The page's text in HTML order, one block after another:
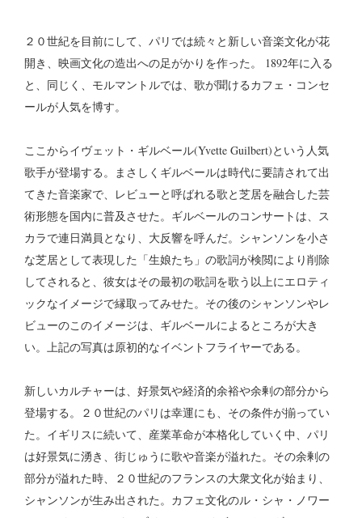
２０世紀を目前にして、パリでは続々と新しい音楽文化が花
開き、映画文化の造出への足がかりを作った。 1892年に入る
と、同じく、モルマントルでは、歌が聞けるカフェ・コンセ
ールが人気を博す。
ここからイヴェット・ギルベール(Yvette Guilbert)という人気
歌手が登場する。まさしくギルベールは時代に要請されて出
てきた音楽家で、レビューと呼ばれる歌と芝居を融合した芸
術形態を国内に普及させた。ギルベールのコンサートは、ス
カラで連日満員となり、大反響を呼んだ。シャンソンを小さ
な芝居として表現した「生娘たち」の歌詞が検閲により削除
してされると、彼女はその最初の歌詞を歌う以上にエロティ
ックなイメージで縁取ってみせた。その後のシャンソンやレ
ビューのこのイメージは、ギルベールによるところが大き
い。上記の写真は原初的なイベントフライヤーである。
新しいカルチャーは、好景気や経済的余裕や余剰の部分から
登場する。２０世紀のパリは幸運にも、その条件が揃ってい
た。イギリスに続いて、産業革命が本格化していく中、パリ
は好景気に湧き、街じゅうに歌や音楽が溢れた。その余剰の
部分が溢れた時、２０世紀のフランスの大衆文化が始まり、
シャンソンが生み出された。カフェ文化のル・シャ・ノワー